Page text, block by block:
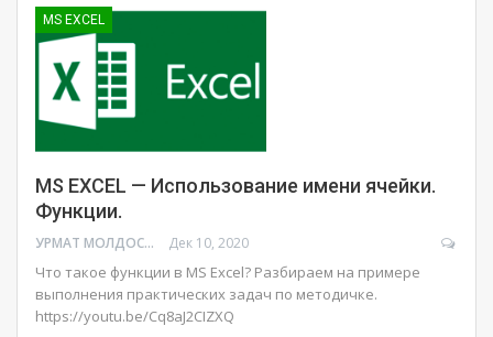
MS EXCEL
MS EXCEL — Использование имени ячейки.
Функции.
УРМАТ МОЛДОСАНОВ Дек 10, 2020
Что такое функции в MS Excel? Разбираем на примере
выполнения практических задач по методичке.
https://youtu.be/Cq8aJ2CIZXQ